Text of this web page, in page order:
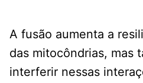
A fusão aumenta a
das mitocôndrias, mas
interferir nessas